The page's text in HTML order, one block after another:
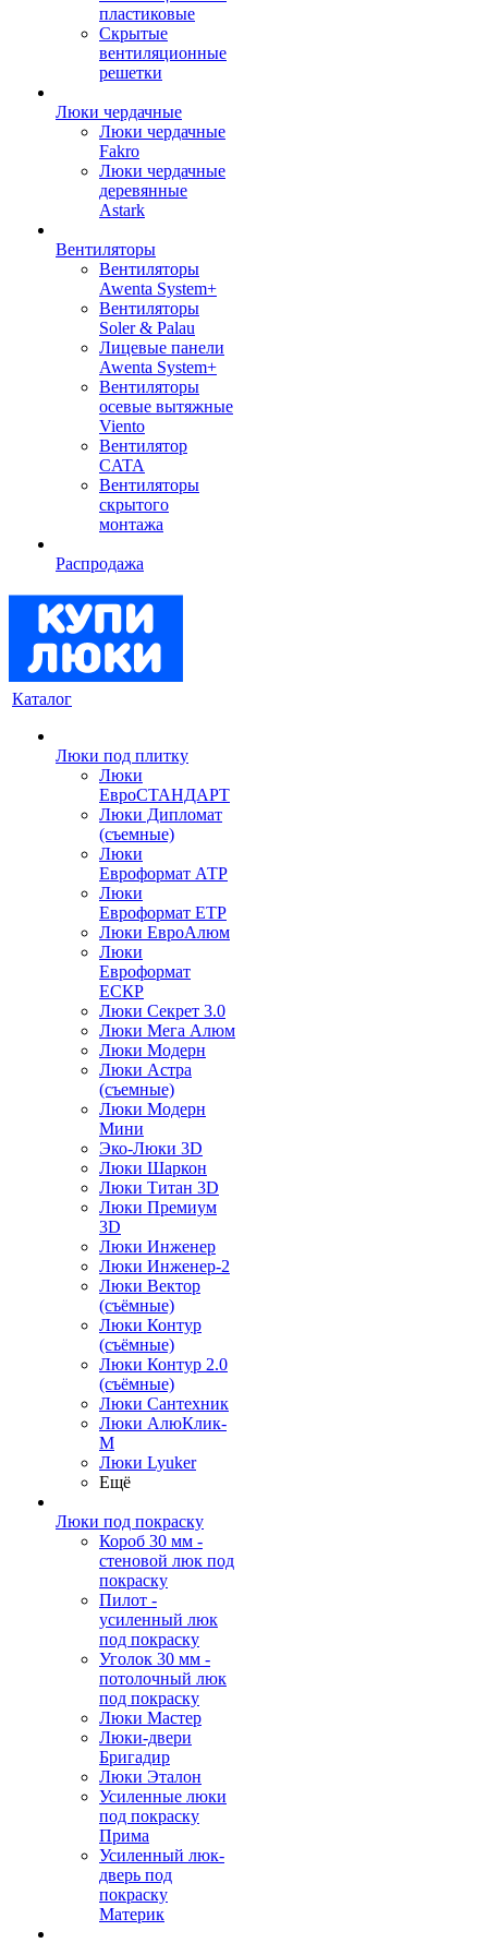
пластиковые
Скрытые
вентиляционные
решетки
Люки чердачные
Люки чердачные
Fakro
Люки чердачные
деревянные
Astark
Вентиляторы
Вентиляторы
Awenta System+
Вентиляторы
Soler & Palau
Лицевые панели
Awenta System+
Вентиляторы
осевые вытяжные
Viento
Вентилятор
CATA
Вентиляторы
скрытого
монтажа
Распродажа
Каталог
Люки под плитку
Люки
ЕвроСТАНДАРТ
Люки Дипломат
(съемные)
Люки
Евроформат АТР
Люки
Евроформат ЕТР
Люки ЕвроАлюм
Люки
Евроформат
ЕСКР
Люки Секрет 3.0
Люки Мега Алюм
Люки Модерн
Люки Астра
(съемные)
Люки Модерн
Мини
Эко-Люки 3D
Люки Шаркон
Люки Титан 3D
Люки Премиум
3D
Люки Инженер
Люки Инженер-2
Люки Вектор
(съёмные)
Люки Контур
(съёмные)
Люки Контур 2.0
(съёмные)
Люки Сантехник
Люки АлюКлик-
М
Люки Lyuker
Ещё
Люки под покраску
Короб 30 мм -
стеновой люк под
покраску
Пилот -
усиленный люк
под покраску
Уголок 30 мм -
потолочный люк
под покраску
Люки Мастер
Люки-двери
Бригадир
Люки Эталон
Усиленные люки
под покраску
Прима
Усиленный люк-
дверь под
покраску
Материк